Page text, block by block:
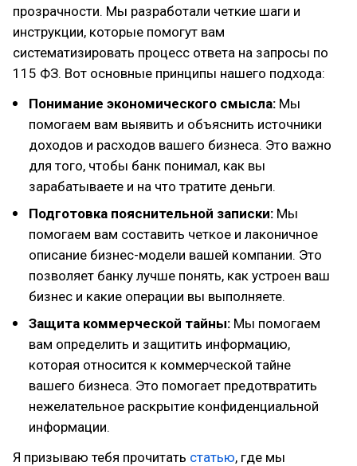
прозрачности. Мы разработали четкие шаги и
инструкции, которые помогут вам
систематизировать процесс ответа на запросы по
115 ФЗ. Вот основные принципы нашего подхода:
Понимание экономического смысла: Мы
помогаем вам выявить и объяснить источники
доходов и расходов вашего бизнеса. Это важно
для того, чтобы банк понимал, как вы
зарабатываете и на что тратите деньги.
Подготовка пояснительной записки: Мы
помогаем вам составить четкое и лаконичное
описание бизнес-модели вашей компании. Это
позволяет банку лучше понять, как устроен ваш
бизнес и какие операции вы выполняете.
Защита коммерческой тайны: Мы помогаем
вам определить и защитить информацию,
которая относится к коммерческой тайне
вашего бизнеса. Это помогает предотвратить
нежелательное раскрытие конфиденциальной
информации.
Я призываю тебя прочитать статью, где мы